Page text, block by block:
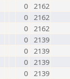
0 2162
0 2162
0 2162
0 2139
0 2139
0 2139
0 2139